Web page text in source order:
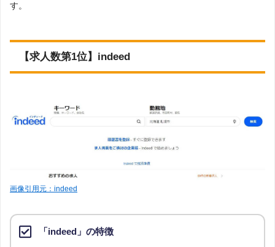
イーアイデム
リクナビNEXT
ライオン コーディアルサポート株式会社
Create転職
検索結果10ページ目までに表示された転職サイト(求人情報が掲載
されているサイト、就職支援や転職支援を行っているサイト)を調
査対象としました
歯科衛生士
という条件に当てはまる求人数をカウントしました
求人数ランキングの上部に記載
す。
【求人数第1位】indeed
画像引用元：indeed
「indeed」の特徴